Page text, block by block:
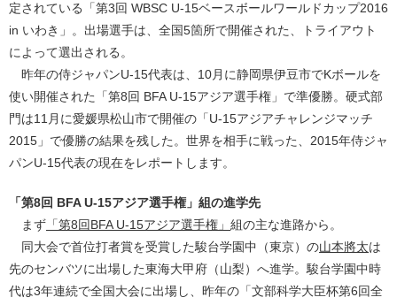
定されている「第3回 WBSC U-15ベースボールワールドカップ2016
in いわき」。出場選手は、全国5箇所で開催された、トライアウト
によって選出される。
昨年の侍ジャパンU-15代表は、10月に静岡県伊豆市でKボールを
使い開催された「第8回 BFA U-15アジア選手権」で準優勝。硬式部
門は11月に愛媛県松山市で開催の「U-15アジアチャレンジマッチ
2015」で優勝の結果を残した。世界を相手に戦った、2015年侍ジャ
パンU-15代表の現在をレポートします。
「第8回 BFA U-15アジア選手権」組の進学先
まず 「第8回BFA U-15アジア選手権」 組の主な進路から。
同大会で首位打者賞を受賞した駿台学園中（東京）の山本將太は
先のセンバツに出場した東海大甲府（山梨）へ進学。駿台学園中時
代は3年連続で全国大会に出場し、昨年の「文部科学大臣杯第6回全